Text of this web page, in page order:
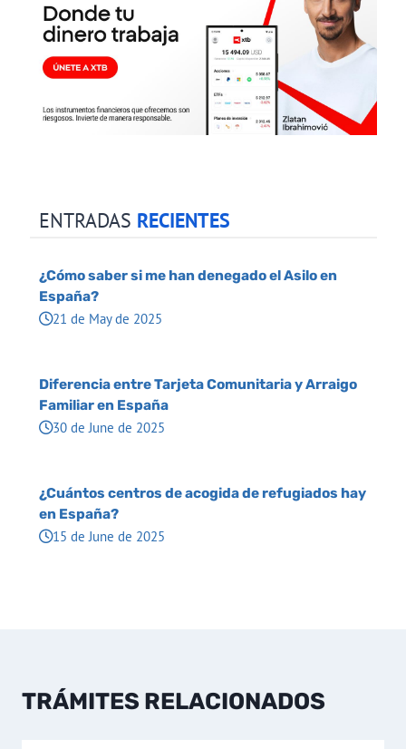
ENTRADAS RECIENTES
¿Cómo saber si me han denegado el Asilo en
España?
21 de May de 2025
Diferencia entre Tarjeta Comunitaria y Arraigo
Familiar en España
30 de June de 2025
¿Cuántos centros de acogida de refugiados hay
en España?
15 de June de 2025
TRÁMITES RELACIONADOS